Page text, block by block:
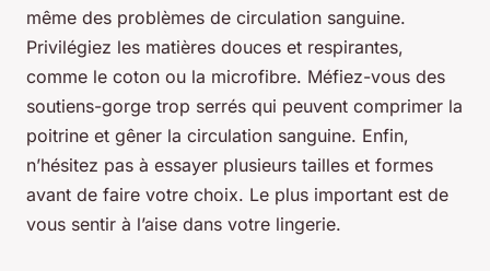
même des problèmes de circulation sanguine.
Privilégiez les matières douces et respirantes,
comme le coton ou la microfibre. Méfiez-vous des
soutiens-gorge trop serrés qui peuvent comprimer la
poitrine et gêner la circulation sanguine. Enfin,
n’hésitez pas à essayer plusieurs tailles et formes
avant de faire votre choix. Le plus important est de
vous sentir à l’aise dans votre lingerie.